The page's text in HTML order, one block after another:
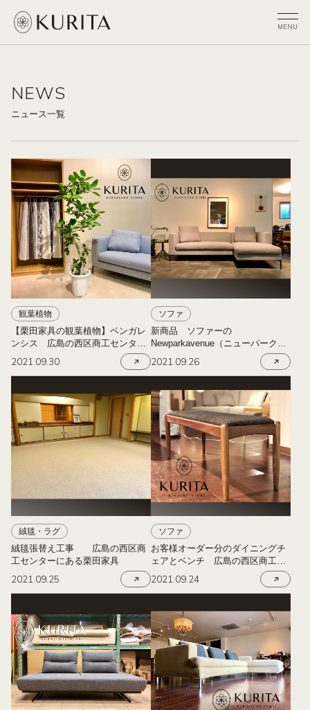
NEWS
ニュース一覧
観葉植物
【栗田家具の観葉植物】ベンガレ
ンシス 広島の西区商工センター
にある栗田家具
2021.09.30
ソファ
新商品 ソファーの
Newparkavenue（ニューパークア
ベニュー） 広島の西区商工セン
ターにある栗田家具
2021.09.26
絨毯・ラグ
絨毯張替え工事 広島の西区商
工センターにある栗田家具
2021.09.25
ソファ
お客様オーダー分のダイニングチ
ェアとベンチ 広島の西区商工セ
ンターにある栗田家具
2021.09.24